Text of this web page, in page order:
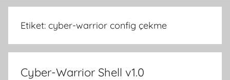
Etiket: cyber-warrior config çekme
Cyber-Warrior Shell v1.0